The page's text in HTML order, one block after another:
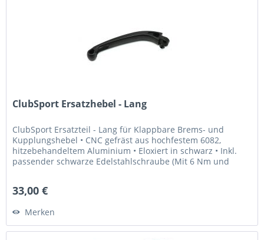
ClubSport Ersatzhebel - Lang
ClubSport Ersatzteil - Lang für Klappbare Brems- und
Kupplungshebel • CNC gefräst aus hochfestem 6082,
hitzebehandeltem Aluminium • Eloxiert in schwarz • Inkl.
passender schwarze Edelstahlschraube (Mit 6 Nm und
33,00 €
Merken